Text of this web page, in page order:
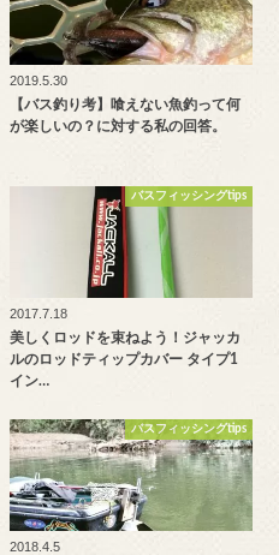
2019.5.30
【バス釣り考】喰えない魚釣って何
が楽しいの？に対する私の回答。
バスフィッシングtips
2017.7.18
美しくロッドを束ねよう！ジャッカ
ルのロッドティップカバー タイプ1
イン…
バスフィッシングtips
2018.4.5